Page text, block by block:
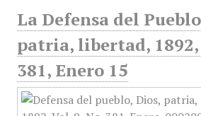
La Defensa del
patria, libertad, 1892,
381, Enero 15